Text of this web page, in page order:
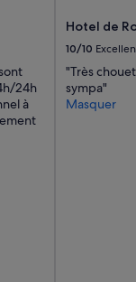
24h
à
Hotel de
10/10
"Très
sympa"
Masquer